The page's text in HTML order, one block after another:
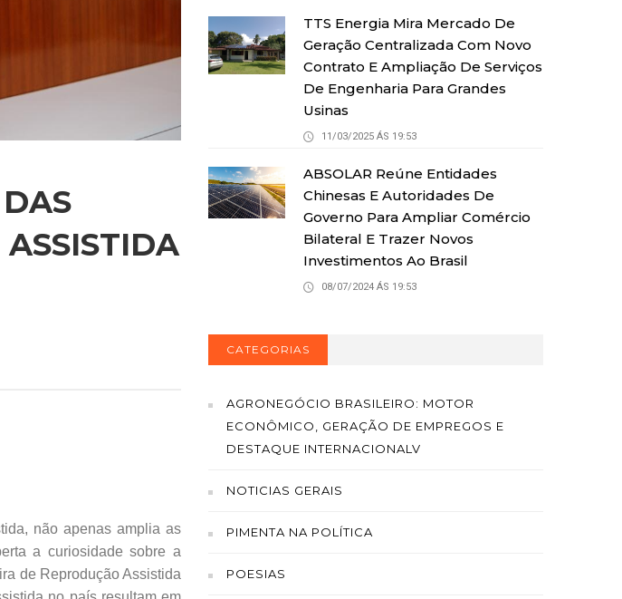
ASSISTIDA
não apenas amplia as
a curiosidade sobre a
de Reprodução Assistida
TTS Energia Mira Mercado De
Geração Centralizada Com Novo
Contrato E Ampliação De Serviços
De Engenharia Para Grandes
Usinas
11/03/2025 ÁS 19:53
ABSOLAR Reúne Entidades
Chinesas E Autoridades De
Governo Para Ampliar Comércio
Bilateral E Trazer Novos
Investimentos Ao Brasil
08/07/2024 ÁS 19:53
CATEGORIAS
AGRONEGÓCIO BRASILEIRO: MOTOR
ECONÔMICO, GERAÇÃO DE EMPREGOS E
DESTAQUE INTERNACIONALV
NOTICIAS GERAIS
PIMENTA NA POLÍTICA
POESIAS